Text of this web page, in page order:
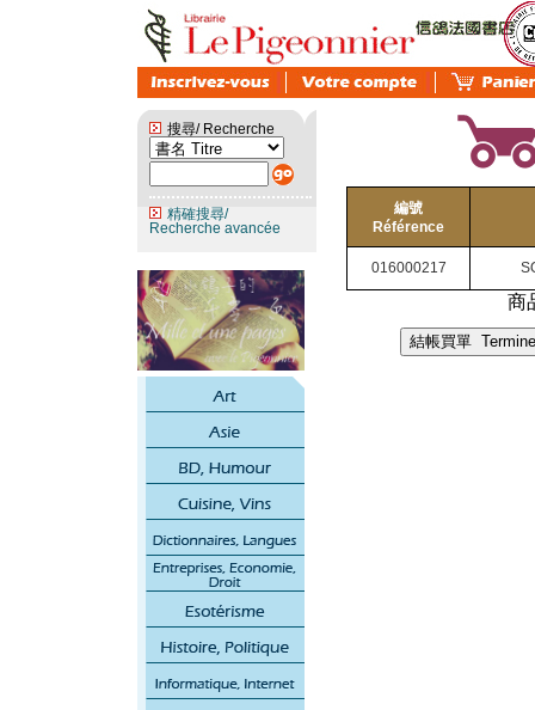
搜尋/ Recherche
精確搜尋/
Recherche avancée
編號
Référence
016000217
商